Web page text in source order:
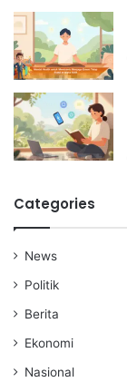
Categories
News
Politik
Berita
Ekonomi
Nasional